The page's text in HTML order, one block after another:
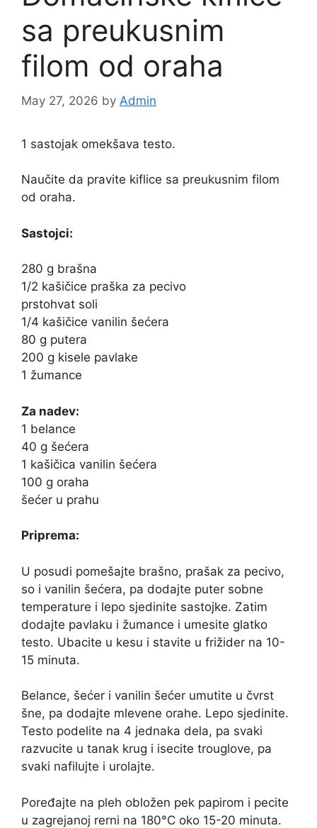
sa preukusnim
filom od oraha
May 27, 2026 by Admin
1 sastojak omekšava testo.
Naučite da pravite kiflice sa preukusnim filom
od oraha.
Sastojci:
280 g brašna
1/2 kašičice praška za pecivo
prstohvat soli
1/4 kašičice vanilin šećera
80 g putera
200 g kisele pavlake
1 žumance
Za nadev:
1 belance
40 g šećera
1 kašičica vanilin šećera
100 g oraha
šećer u prahu
Priprema:
U posudi pomešajte brašno, prašak za pecivo,
so i vanilin šećera, pa dodajte puter sobne
temperature i lepo sjedinite sastojke. Zatim
dodajte pavlaku i žumance i umesite glatko
testo. Ubacite u kesu i stavite u frižider na 10-
15 minuta.
Belance, šećer i vanilin šećer umutite u čvrst
šne, pa dodajte mlevene orahe. Lepo sjedinite.
Testo podelite na 4 jednaka dela, pa svaki
razvucite u tanak krug i isecite trouglove, pa
svaki nafilujte i urolajte.
Poređajte na pleh obložen pek papirom i pecite
u zagrejanoj rerni na 180°C oko 15-20 minuta.